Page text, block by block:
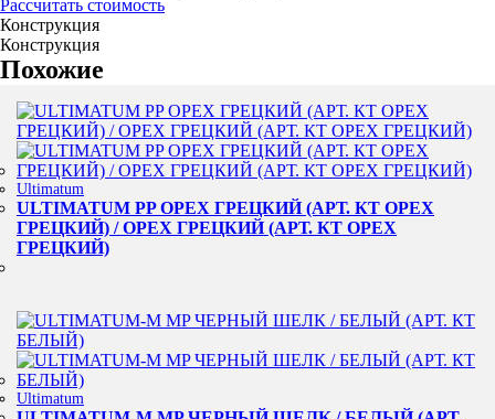
Рассчитать стоимость
Конструкция
Конструкция
Похожие
Ultimatum
ULTIMATUM PP ОРЕХ ГРЕЦКИЙ (АРТ. КТ ОРЕХ
ГРЕЦКИЙ) / ОРЕХ ГРЕЦКИЙ (АРТ. КТ ОРЕХ
ГРЕЦКИЙ)
Ultimatum